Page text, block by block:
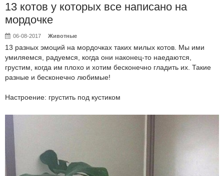
13 котов у которых все написано на
мордочке
06-08-2017 Животные
13 разных эмоций на мордочках таких милых котов. Мы ими
умиляемся, радуемся, когда они наконец-то наедаются,
грустим, когда им плохо и хотим бесконечно гладить их. Такие
разные и бесконечно любимые!
Настроение: грустить под кустиком